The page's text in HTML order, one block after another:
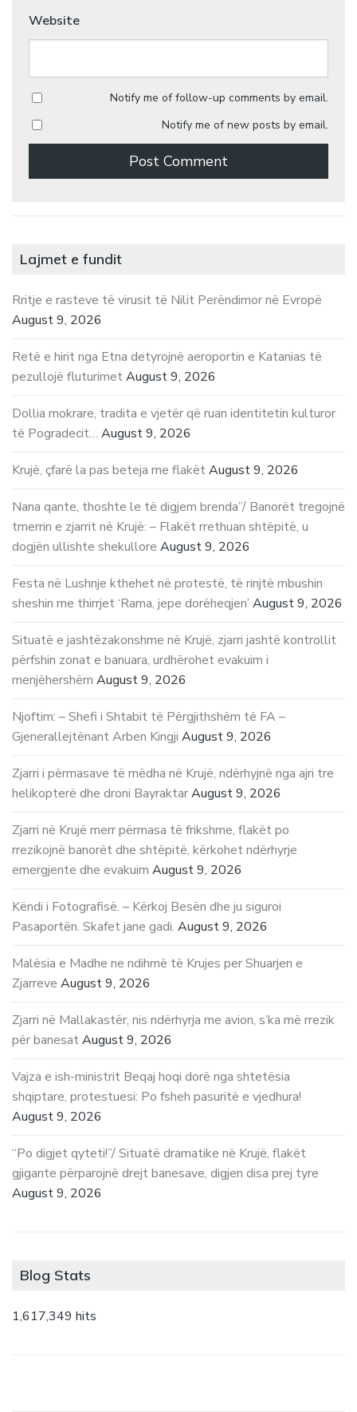
Website
Notify me of follow-up comments by email.
Notify me of new posts by email.
Lajmet e fundit
Rritje e rasteve të virusit të Nilit Perëndimor në Evropë
August 9, 2026
Retë e hirit nga Etna detyrojnë aeroportin e Katanias të
pezullojë fluturimetAugust 9, 2026
Dollia mokrare, tradita e vjetër që ruan identitetin kulturor
të Pogradecit… August 9, 2026
Krujë, çfarë la pas beteja me flakëtAugust 9, 2026
Nana qante, thoshte le të digjem brenda”/ Banorët tregojnë
tmerrin e zjarrit në Krujë: – Flakët rrethuan shtëpitë, u
dogjën ullishte shekullore August 9, 2026
Festa në Lushnje kthehet në protestë, të rinjtë mbushin
sheshin me thirrjet ‘Rama, jepe dorëheqjen’ August 9, 2026
Situatë e jashtëzakonshme në Krujë, zjarri jashtë kontrollit
përfshin zonat e banuara, urdhërohet evakuim i
menjëhershëm August 9, 2026
Njoftim: – Shefi i Shtabit të Përgjithshëm të FA –
Gjenerallejtënant Arben Kingji August 9, 2026
Zjarri i përmasave të mëdha në Krujë, ndërhyjnë nga ajri tre
helikopterë dhe droni BayraktarAugust 9, 2026
Zjarri në Krujë merr përmasa të frikshme, flakët po
rrezikojnë banorët dhe shtëpitë, kërkohet ndërhyrje
emergjente dhe evakuim August 9, 2026
Këndi i Fotografisë. – Kërkoj Besën dhe ju siguroi
Pasaportën. Skafet jane gadi. August 9, 2026
Malësia e Madhe ne ndihmë të Krujes per Shuarjen e
Zjarreve August 9, 2026
Zjarri në Mallakastër, nis ndërhyrja me avion, s’ka më rrezik
për banesatAugust 9, 2026
Vajza e ish-ministrit Beqaj hoqi dorë nga shtetësia
shqiptare, protestuesi: Po fsheh pasuritë e vjedhura!
August 9, 2026
“Po digjet qyteti!”/ Situatë dramatike në Krujë, flakët
gjigante përparojnë drejt banesave, digjen disa prej tyre
August 9, 2026
Blog Stats
1,617,349 hits